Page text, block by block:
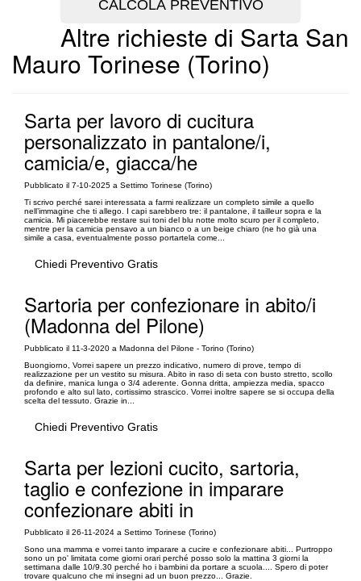
Altre richieste di Sarta San
Mauro Torinese (Torino)
Sarta per lavoro di cucitura
personalizzato in pantalone/i,
camicia/e, giacca/he
Pubblicato il 7-10-2025 a Settimo Torinese (Torino)
Ti scrivo perché sarei interessata a farmi realizzare un completo simile a quello
nell’immagine che ti allego. I capi sarebbero tre: il pantalone, il tailleur sopra e la
camicia. Mi piacerebbe restare sui toni del blu notte molto scuro per il completo,
mentre per la camicia pensavo a un bianco o a un beige chiaro (ne ho già una
simile a casa, eventualmente posso portartela come...
Chiedi Preventivo Gratis
Sartoria per confezionare in abito/i
(Madonna del Pilone)
Pubblicato il 11-3-2020 a Madonna del Pilone - Torino (Torino)
Buongiorno, Vorrei sapere un prezzo indicativo, numero di prove, tempo di
realizzazione per un vestito su misura. Abito in raso di seta con busto stretto, scollo
da definire, manica lunga o 3/4 aderente. Gonna dritta, ampiezza media, spacco
profondo e alto sul lato, cortissimo strascico. Vorrei inoltre sapere se si occupa della
scelta del tessuto. Grazie in...
Chiedi Preventivo Gratis
Sarta per lezioni cucito, sartoria,
taglio e confezione in imparare
confezionare abiti in
Pubblicato il 26-11-2024 a Settimo Torinese (Torino)
Sono una mamma e vorrei tanto imparare a cucire e confezionare abiti... Purtroppo
sono un po' limitata come giorni orari perché posso solo la mattina 3 giorni la
settimana dalle 10/9.30 perché ho i bambini da portare a scuola.... Spero di poter
trovare qualcuno che mi insegni ad un buon prezzo... Grazie.